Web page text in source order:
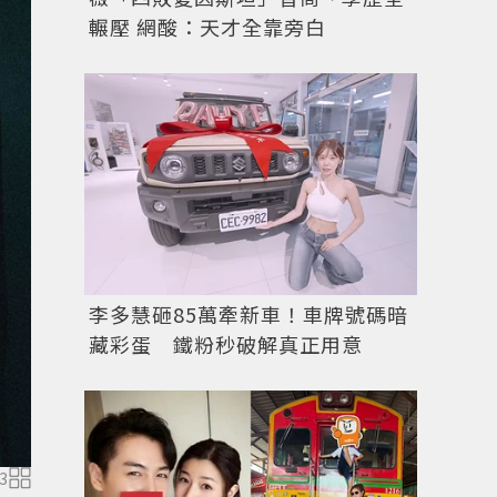
3 安宰弘演活「朱悟南」這個角色。圖／IG
輾壓 網酸：天才全靠旁白
李多慧砸85萬牽新車！車牌號碼暗
藏彩蛋 鐵粉秒破解真正用意